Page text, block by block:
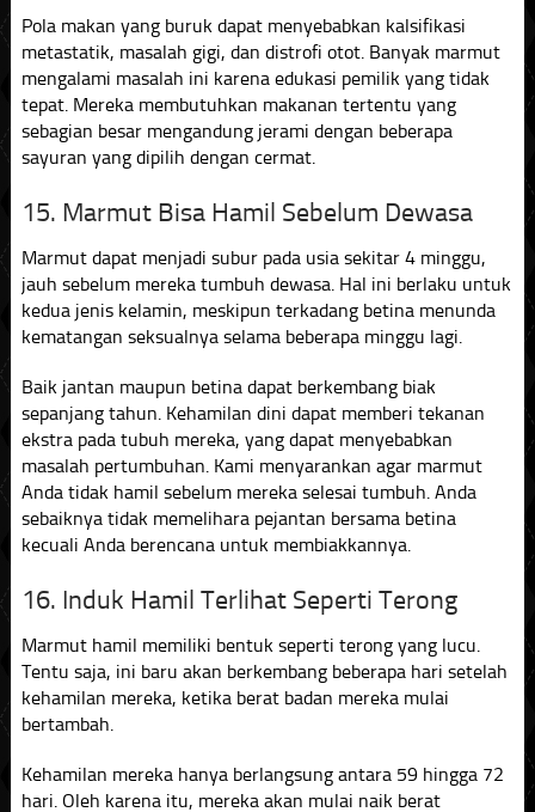
Pola makan yang buruk dapat menyebabkan kalsifikasi
metastatik, masalah gigi, dan distrofi otot. Banyak marmut
mengalami masalah ini karena edukasi pemilik yang tidak
tepat. Mereka membutuhkan makanan tertentu yang
sebagian besar mengandung jerami dengan beberapa
sayuran yang dipilih dengan cermat.
15. Marmut Bisa Hamil Sebelum Dewasa
Marmut dapat menjadi subur pada usia sekitar 4 minggu,
jauh sebelum mereka tumbuh dewasa. Hal ini berlaku untuk
kedua jenis kelamin, meskipun terkadang betina menunda
kematangan seksualnya selama beberapa minggu lagi.
Baik jantan maupun betina dapat berkembang biak
sepanjang tahun. Kehamilan dini dapat memberi tekanan
ekstra pada tubuh mereka, yang dapat menyebabkan
masalah pertumbuhan. Kami menyarankan agar marmut
Anda tidak hamil sebelum mereka selesai tumbuh. Anda
sebaiknya tidak memelihara pejantan bersama betina
kecuali Anda berencana untuk membiakkannya.
16. Induk Hamil Terlihat Seperti Terong
Marmut hamil memiliki bentuk seperti terong yang lucu.
Tentu saja, ini baru akan berkembang beberapa hari setelah
kehamilan mereka, ketika berat badan mereka mulai
bertambah.
Kehamilan mereka hanya berlangsung antara 59 hingga 72
hari. Oleh karena itu, mereka akan mulai naik berat